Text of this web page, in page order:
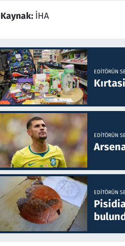
Kaynak: İHA
EDITÖRÜN
EDITÖRÜN
EDITÖRÜN